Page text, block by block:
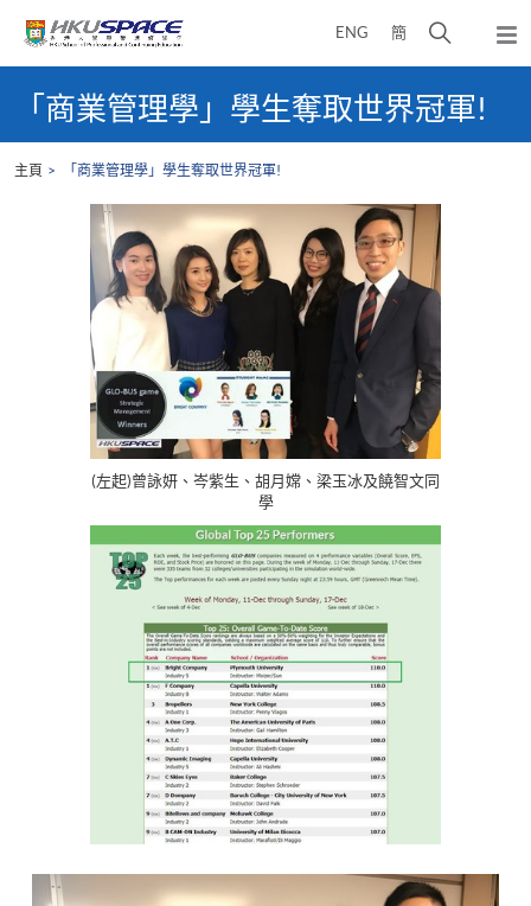
ENG 簡
開
搜
尋
彈
出
單
content「商業管理學」學生奪取世界冠軍!
主頁 「商業管理學」學生奪取世界冠軍!
(左起)曾詠妍、岑紫生、胡月嫦、梁玉冰及饒智文同
學